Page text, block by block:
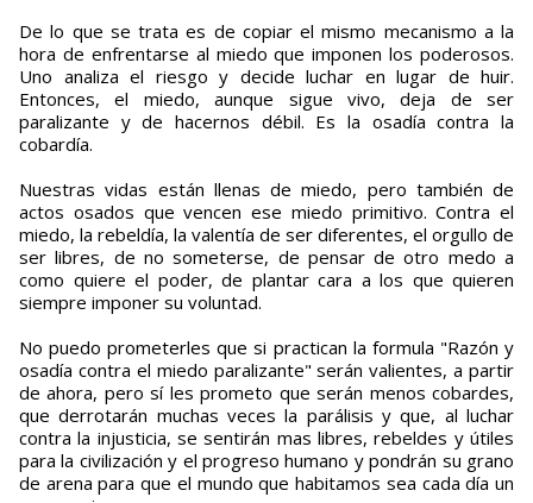
De lo que se trata es de copiar el mismo mecanismo a la
hora de enfrentarse al miedo que imponen los poderosos.
Uno analiza el riesgo y decide luchar en lugar de huir.
Entonces, el miedo, aunque sigue vivo, deja de ser
paralizante y de hacernos débil. Es la osadía contra la
cobardía.
Nuestras vidas están llenas de miedo, pero también de
actos osados que vencen ese miedo primitivo. Contra el
miedo, la rebeldía, la valentía de ser diferentes, el orgullo de
ser libres, de no someterse, de pensar de otro medo a
como quiere el poder, de plantar cara a los que quieren
siempre imponer su voluntad.
No puedo prometerles que si practican la formula "Razón y
osadía contra el miedo paralizante" serán valientes, a partir
de ahora, pero sí les prometo que serán menos cobardes,
que derrotarán muchas veces la parálisis y que, al luchar
contra la injusticia, se sentirán mas libres, rebeldes y útiles
para la civilización y el progreso humano y pondrán su grano
de arena para que el mundo que habitamos sea cada día un